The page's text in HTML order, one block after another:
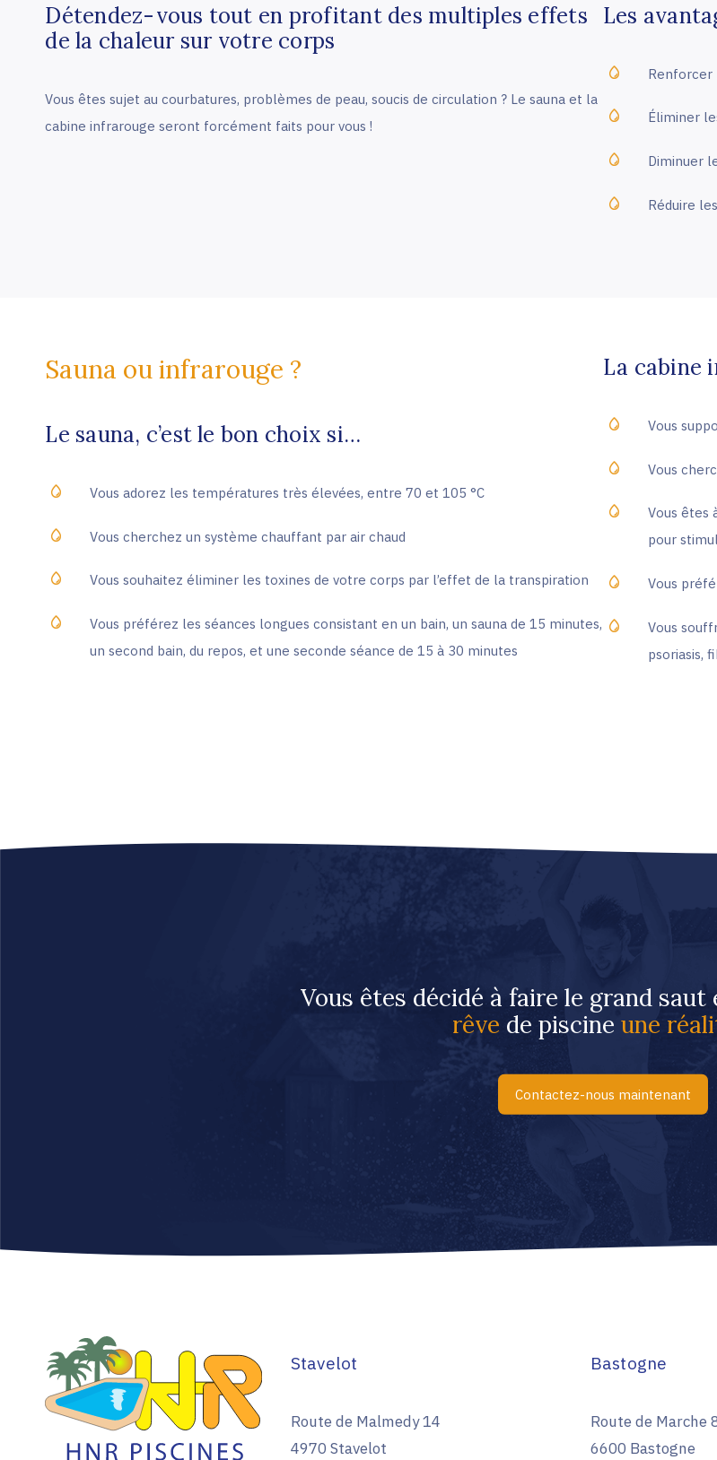
Détendez-vous tout en profitant des multiples effets
de la chaleur sur votre corps
Vous êtes sujet au courbatures, problèmes de peau, soucis de circulation ? Le sauna et la
cabine infrarouge seront forcément faits pour vous !
Les
Renforcer
Éliminer
Diminuer
Réduire
Sauna ou infrarouge ?
Le sauna, c’est le bon choix si…
Vous adorez les températures très élevées, entre 70 et 105 °C
Vous cherchez un système chauffant par air chaud
Vous souhaitez éliminer les toxines de votre corps par l’effet de la transpiration
Vous préférez les séances longues consistant en un bain, un sauna de 15 minutes,
un second bain, du repos, et une seconde séance de 15 à 30 minutes
La cabine
Vous
Vous
Vous êtes
pour
Vous
Vous
psoriasis,
Vous êtes décidé à faire le grand saut
rêve de piscine une
Contactez-nous maintenant
Stavelot
Route de Malmedy 14
4970 Stavelot
Bastogne
Route de Marche
6600 Bastogne